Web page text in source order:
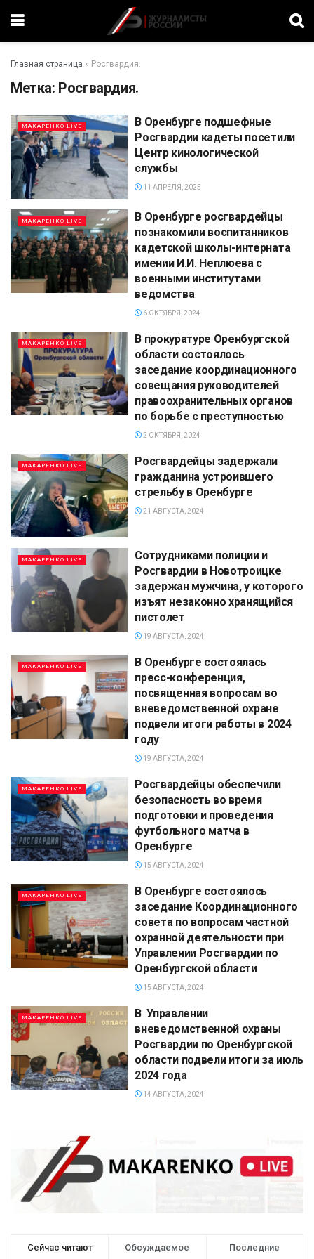
Главная страница » Росгвардия.
Метка: Росгвардия.
МАКАРЕНКО LIVE
В Оренбурге подшефные
Росгвардии кадеты посетили
Центр кинологической
службы
11 АПРЕЛЯ, 2025
МАКАРЕНКО LIVE
В Оренбурге росгвардейцы
познакомили воспитанников
кадетской школы-интерната
имении И.И. Неплюева с
военными институтами
ведомства
6 ОКТЯБРЯ, 2024
МАКАРЕНКО LIVE
В прокуратуре Оренбургской
области состоялось
заседание координационного
совещания руководителей
правоохранительных органов
по борьбе с преступностью
2 ОКТЯБРЯ, 2024
МАКАРЕНКО LIVE
Росгвардейцы задержали
гражданина устроившего
стрельбу в Оренбурге
21 АВГУСТА, 2024
МАКАРЕНКО LIVE
Сотрудниками полиции и
Росгвардии в Новотроицке
задержан мужчина, у которого
изъят незаконно хранящийся
пистолет
19 АВГУСТА, 2024
МАКАРЕНКО LIVE
В Оренбурге состоялась
пресс-конференция,
посвященная вопросам во
вневедомственной охране
подвели итоги работы в 2024
году
19 АВГУСТА, 2024
МАКАРЕНКО LIVE
Росгвардейцы обеспечили
безопасность во время
подготовки и проведения
футбольного матча в
Оренбурге
15 АВГУСТА, 2024
МАКАРЕНКО LIVE
В Оренбурге состоялось
заседание Координационного
совета по вопросам частной
охранной деятельности при
Управлении Росгвардии по
Оренбургской области
15 АВГУСТА, 2024
МАКАРЕНКО LIVE
В Управлении
вневедомственной охраны
Росгвардии по Оренбургской
области подвели итоги за июль
2024 года
14 АВГУСТА, 2024
Сейчас читают Обсуждаемое Последние